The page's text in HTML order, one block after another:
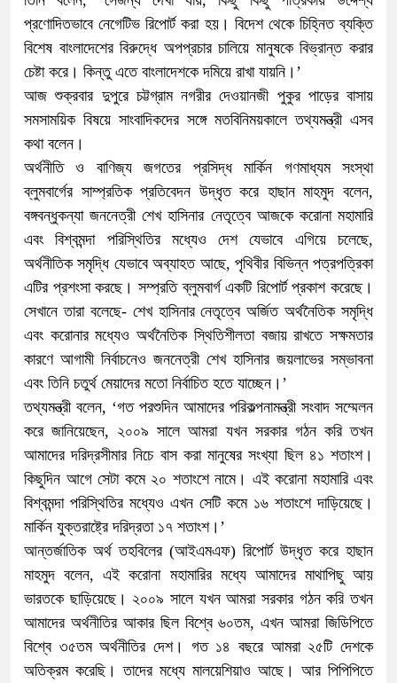
প্রণোদিতভাবে নেগেটিভ রিপোর্ট করা হয়। বিদেশ থেকে চিহ্নিত ব্যক্তি
বিশেষ বাংলাদেশের বিরুদ্ধে অপপ্রচার চালিয়ে মানুষকে বিভ্রান্ত করার
চেষ্টা করে। কিন্তু এতে বাংলাদেশকে দমিয়ে রাখা যায়নি।’
আজ শুক্রবার দুপুরে চট্টগ্রাম নগরীর দেওয়ানজী পুকুর পাড়ের বাসায়
সমসাময়িক বিষয়ে সাংবাদিকদের সঙ্গে মতবিনিময়কালে তথ্যমন্ত্রী এসব
কথা বলেন।
অর্থনীতি ও বাণিজ্য জগতের প্রসিদ্ধ মার্কিন গণমাধ্যম সংস্থা
ব্লুমবার্গের সাম্প্রতিক প্রতিবেদন উদ্ধৃত করে হাছান মাহমুদ বলেন,
বঙ্গবন্ধুকন্যা জননেত্রী শেখ হাসিনার নেতৃত্বে আজকে করোনা মহামারি
এবং বিশ্বমন্দা পরিস্থিতির মধ্যেও দেশ যেভাবে এগিয়ে চলেছে,
অর্থনীতিক সমৃদ্ধি যেভাবে অব্যাহত আছে, পৃথিবীর বিভিন্ন পত্রপত্রিকা
এটির প্রশংসা করছে। সম্প্রতি ব্লুমবার্গ একটি রিপোর্ট প্রকাশ করেছে।
সেখানে তারা বলেছে- শেখ হাসিনার নেতৃত্বে অর্জিত অর্থনৈতিক সমৃদ্ধি
এবং করোনার মধ্যেও অর্থনৈতিক স্থিতিশীলতা বজায় রাখতে সক্ষমতার
কারণে আগামী নির্বাচনেও জননেত্রী শেখ হাসিনার জয়লাভের সম্ভাবনা
এবং তিনি চতুর্থ মেয়াদের মতো নির্বাচিত হতে যাচ্ছেন।’
তথ্যমন্ত্রী বলেন, ‘গত পরশুদিন আমাদের পরিকল্পনামন্ত্রী সংবাদ সম্মেলন
করে জানিয়েছেন, ২০০৯ সালে আমরা যখন সরকার গঠন করি তখন
আমাদের দরিদ্রসীমার নিচে বাস করা মানুষের সংখ্যা ছিল ৪১ শতাংশ।
কিছুদিন আগে সেটা কমে ২০ শতাংশে নামে। এই করোনা মহামারি এবং
বিশ্বমন্দা পরিস্থিতির মধ্যেও এখন সেটি কমে ১৬ শতাংশে দাড়িয়েছে।
মার্কিন যুক্তরাষ্ট্রে দরিদ্রতা ১৭ শতাংশ।’
আন্তর্জাতিক অর্থ তহবিলের (আইএমএফ) রিপোর্ট উদ্ধৃত করে হাছান
মাহমুদ বলেন, এই করোনা মহামারির মধ্যে আমাদের মাথাপিছু আয়
ভারতকে ছাড়িয়েছে। ২০০৯ সালে যখন আমরা সরকার গঠন করি তখন
আমাদের অর্থনীতির আকার ছিল বিশ্বে ৬০তম, এখন আমরা জিডিপিতে
বিশ্বে ৩৫তম অর্থনীতির দেশ। গত ১৪ বছরে আমরা ২৫টি দেশকে
অতিক্রম করেছি। তাদের মধ্যে মালয়েশিয়াও আছে। আর পিপিপিতে